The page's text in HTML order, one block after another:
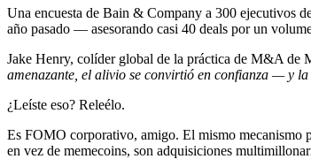
Una encuesta de Bain & Company a 300 ejecutivos
año pasado — asesorando casi 40 deals por un
Jake Henry, colíder global de la práctica de M&A de
amenazante, el alivio se convirtió en confianza — y
¿Leíste eso? Releélo.
Es FOMO corporativo, amigo. El mismo mecanismo
en vez de memecoins, son adquisiciones